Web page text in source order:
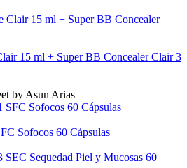
15 ml + Super BB Concealer Clair 3
by Asun Arias
Sofocos 60 Cápsulas